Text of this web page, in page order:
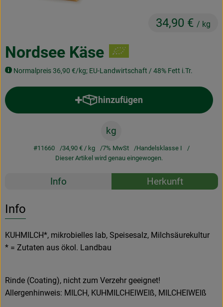
Drogerie & Diverses
Über uns
Geschäftskunden
Nordsee Käse
Normalpreis 36,90 €/kg; EU-Landwirtschaft / 48% Fett i.Tr.
34,90 € / kg
hinzufügen
Produkt zum Warenkorb
kg
#11660 34,90 € / kg 7% MwSt
Handelsklasse I
Dieser Artikel wird genau eingewogen.
Rezepte
Info Herkunft
Info
KUHMILCH*, mikrobielles lab, Speisesalz, Milchsäurekultur
* = Zutaten aus ökol. Landbau
Rinde (Coating), nicht zum Verzehr geeignet!
Allergenhinweis: MILCH, KUHMILCHEIWEIß, MILCHEIWEIß